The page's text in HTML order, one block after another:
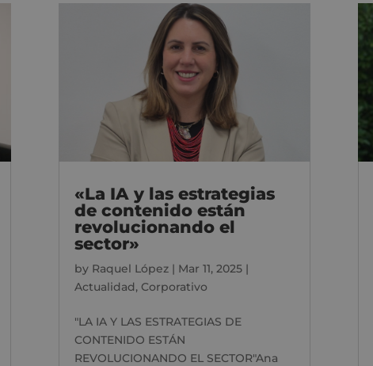
«La IA y las estrategias
de contenido están
revolucionando el
sector»
by Raquel López| Mar 11, 2025|
Actualidad, Corporativo
"LA IA Y LAS ESTRATEGIAS DE
CONTENIDO ESTÁN
REVOLUCIONANDO EL SECTOR"Ana